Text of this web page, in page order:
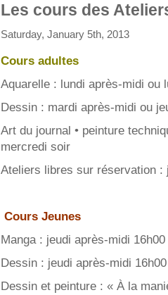
Les cours des
Saturday, January 5th, 2013
Cours adultes
Aquarelle : lundi après-midi ou
Dessin : mardi après-midi ou
Art du journal • peinture
mercredi soir
Ateliers libres sur réservation :
Cours Jeunes
Manga : jeudi après-midi
Dessin : jeudi après-midi
Dessin et peinture : « À la